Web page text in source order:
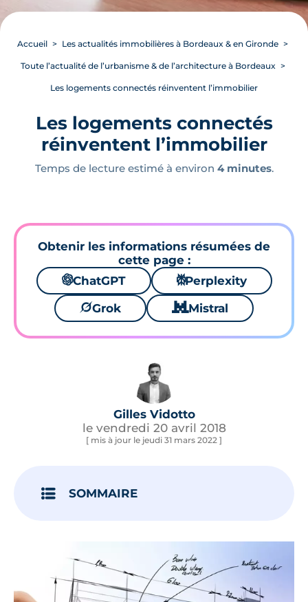
Accueil Les actualités immobilières à Bordeaux & en Gironde
Toute l’actualité de l’urbanisme & de l’architecture à Bordeaux
Les logements connectés réinventent l’immobilier
Les logements connectés
réinventent l’immobilier
Temps de lecture estimé à environ 4 minutes.
Obtenir les informations résumées de
cette page :
🌌ChatGPT ⚙Perplexity
🪐Grok 🐱 Mistral
Gilles Vidotto
le vendredi 20 avril 2018
[ mis à jour le jeudi 31 mars 2022 ]
SOMMAIRE